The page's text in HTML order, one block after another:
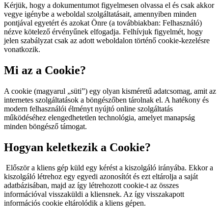
Kérjük, hogy a dokumentumot figyelmesen olvassa el és csak akkor
vegye igénybe a weboldal szolgáltatásait, amennyiben minden
pontjával egyetért és azokat Önre (a továbbiakban: Felhasználó)
nézve kötelező érvényűnek elfogadja. Felhívjuk figyelmét, hogy
jelen szabályzat csak az adott weboldalon történő cookie-kezelésre
vonatkozik.
Mi az a Cookie?
A cookie (magyarul „süti”) egy olyan kisméretű adatcsomag, amit az
internetes szolgáltatások a böngészőben tárolnak el. A hatékony és
modern felhasználói élményt nyújtó online szolgáltatás
működéséhez elengedhetetlen technológia, amelyet manapság
minden böngésző támogat.
Hogyan keletkezik a Cookie?
Először a kliens gép küld egy kérést a kiszolgáló irányába. Ekkor a
kiszolgáló létrehoz egy egyedi azonosítót és ezt eltárolja a saját
adatbázisában, majd az így létrehozott cookie-t az összes
információval visszaküldi a kliensnek. Az így visszakapott
információs cookie eltárolódik a kliens gépen.